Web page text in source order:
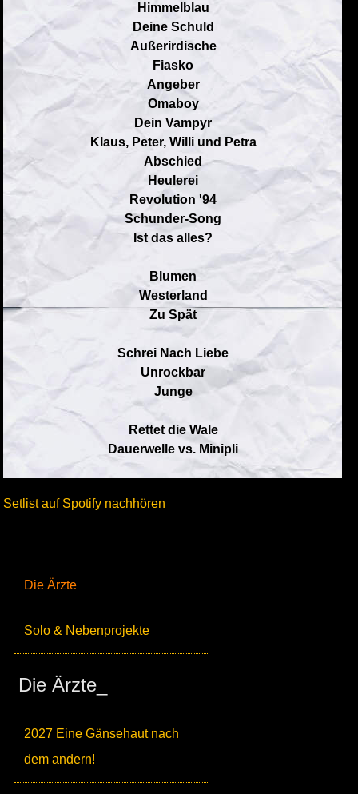
Die Ärzte
Solo & Nebenprojekte
Die Ärzte_
2027 Eine Gänsehaut nach
dem andern!
Himmelblau
Deine Schuld
Außerirdische
Fiasko
Angeber
Omaboy
Dein Vampyr
Klaus, Peter, Willi und Petra
Abschied
Heulerei
Revolution '94
Schunder-Song
Ist das alles?
Blumen
Westerland
Zu Spät
Schrei Nach Liebe
Unrockbar
Junge
Rettet die Wale
Dauerwelle vs. Minipli
Setlist auf Spotify nachhören